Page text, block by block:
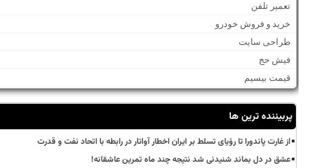
تعمیر تلفن
خرید و فروش خودرو
طراحی سایت
فیش حج
قیمت بیسیم
پربیننده ترین ها
از غارت پاندورا تا رؤیای تسلط بر ایران اخطار آواتار در رابطه با اتحاد نفت و قدرت
عشق در دل بماند شنیدنی شد نتیجه چند ماه تمرین عاشقانه!